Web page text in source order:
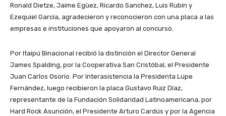
Ronald Dietze, Jaime Egüez, Ricardo Sanchez, Luis Rubín y
Ezequiel García, agradecieron y reconocieron con una placa a las
empresas e instituciones que apoyaron al concurso.
Por Itaipú Binacional recibió la distinción el Director General
James Spalding, por la Cooperativa San Cristóbal, el Presidente
Juan Carlos Osorio. Por Interasistencia la Presidenta Lupe
Fernández, luego recibieron la placa Gustavo Ruiz Díaz,
representante de la Fundación Solidaridad Latinoamericana, por
Hard Rock Asunción, el Presidente Arturo Cardús y por la Agencia